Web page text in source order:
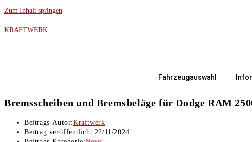
Zum Inhalt springen
KRAFTWERK
Fahrzeugauswahl
Bremsscheiben und Bremsbeläge für Dodge RAM
Beitrags-Autor:Kraftwerk
Beitrag veröffentlicht:22/11/2024